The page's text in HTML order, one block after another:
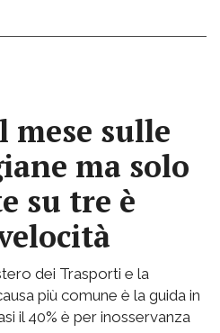
mese sulle
ma solo
su tre è
dei Trasporti e la
più comune è la guida in
il 40% è per inosservanza